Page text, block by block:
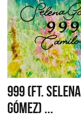
999 (FT. SELENA
GÓMEZ) ...